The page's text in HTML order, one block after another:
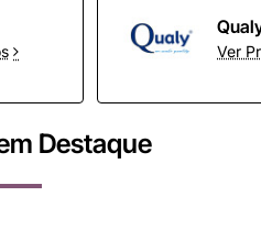
Ver
Destaque